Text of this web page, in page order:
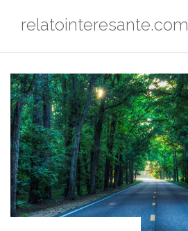
relatointeresante.com